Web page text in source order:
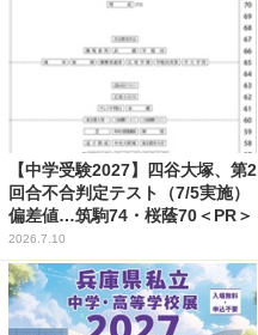
【中学受験2027】四谷大塚、第2
回合不合判定テスト（7/5実施）
偏差値…筑駒74・桜蔭70＜PR＞
2026.7.10